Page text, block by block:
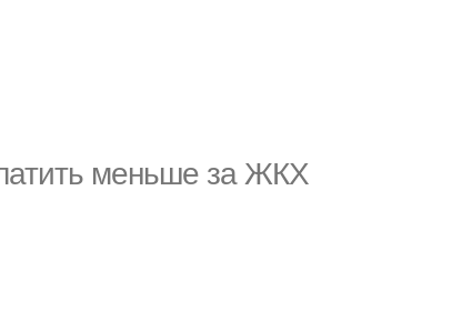
меньше за ЖКХ